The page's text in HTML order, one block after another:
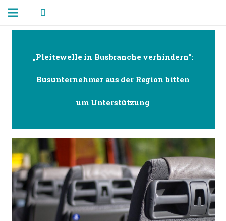
„Pleitewelle in Busbranche verhindern“:
Busunternehmer aus der Region bitten
um Unterstützung